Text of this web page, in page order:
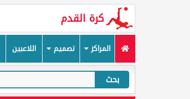
كرة القدم
المراكز تصميم اللاعبين
بحث